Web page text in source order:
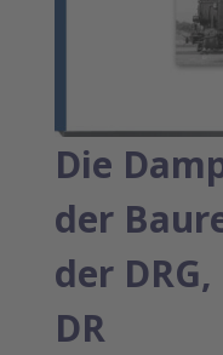
Die
der
der
DR